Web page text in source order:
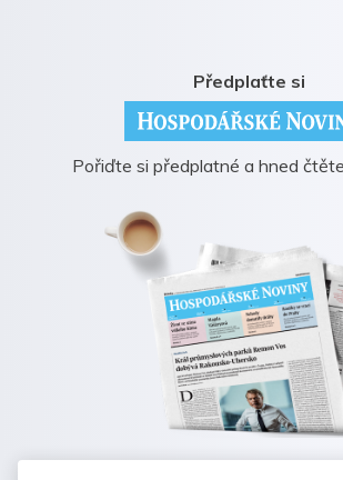
Předplaťte si
Pořiďte si předplatné a hned